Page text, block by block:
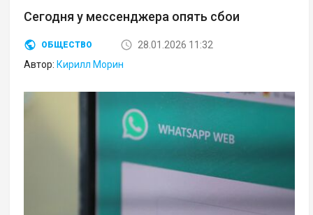
Сегодня у мессенджера опять сбои
ОБЩЕСТВО
28.01.2026 11:32
Автор: Кирилл Морин